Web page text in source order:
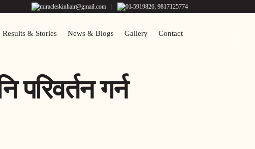
miracleskinhair@gmail.com | 01-5919826, 9817125774
Results & Stories News & Blogs Gallery Contact
परिवर्तन गर्न